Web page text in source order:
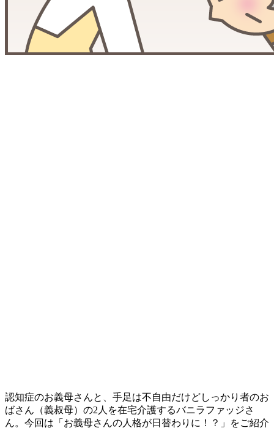
認知症のお義母さんと、手足は不自由だけどしっかり者のお
ばさん（義叔母）の2人を在宅介護するバニラファッジさ
ん。今回は「お義母さんの人格が日替わりに！？」をご紹介